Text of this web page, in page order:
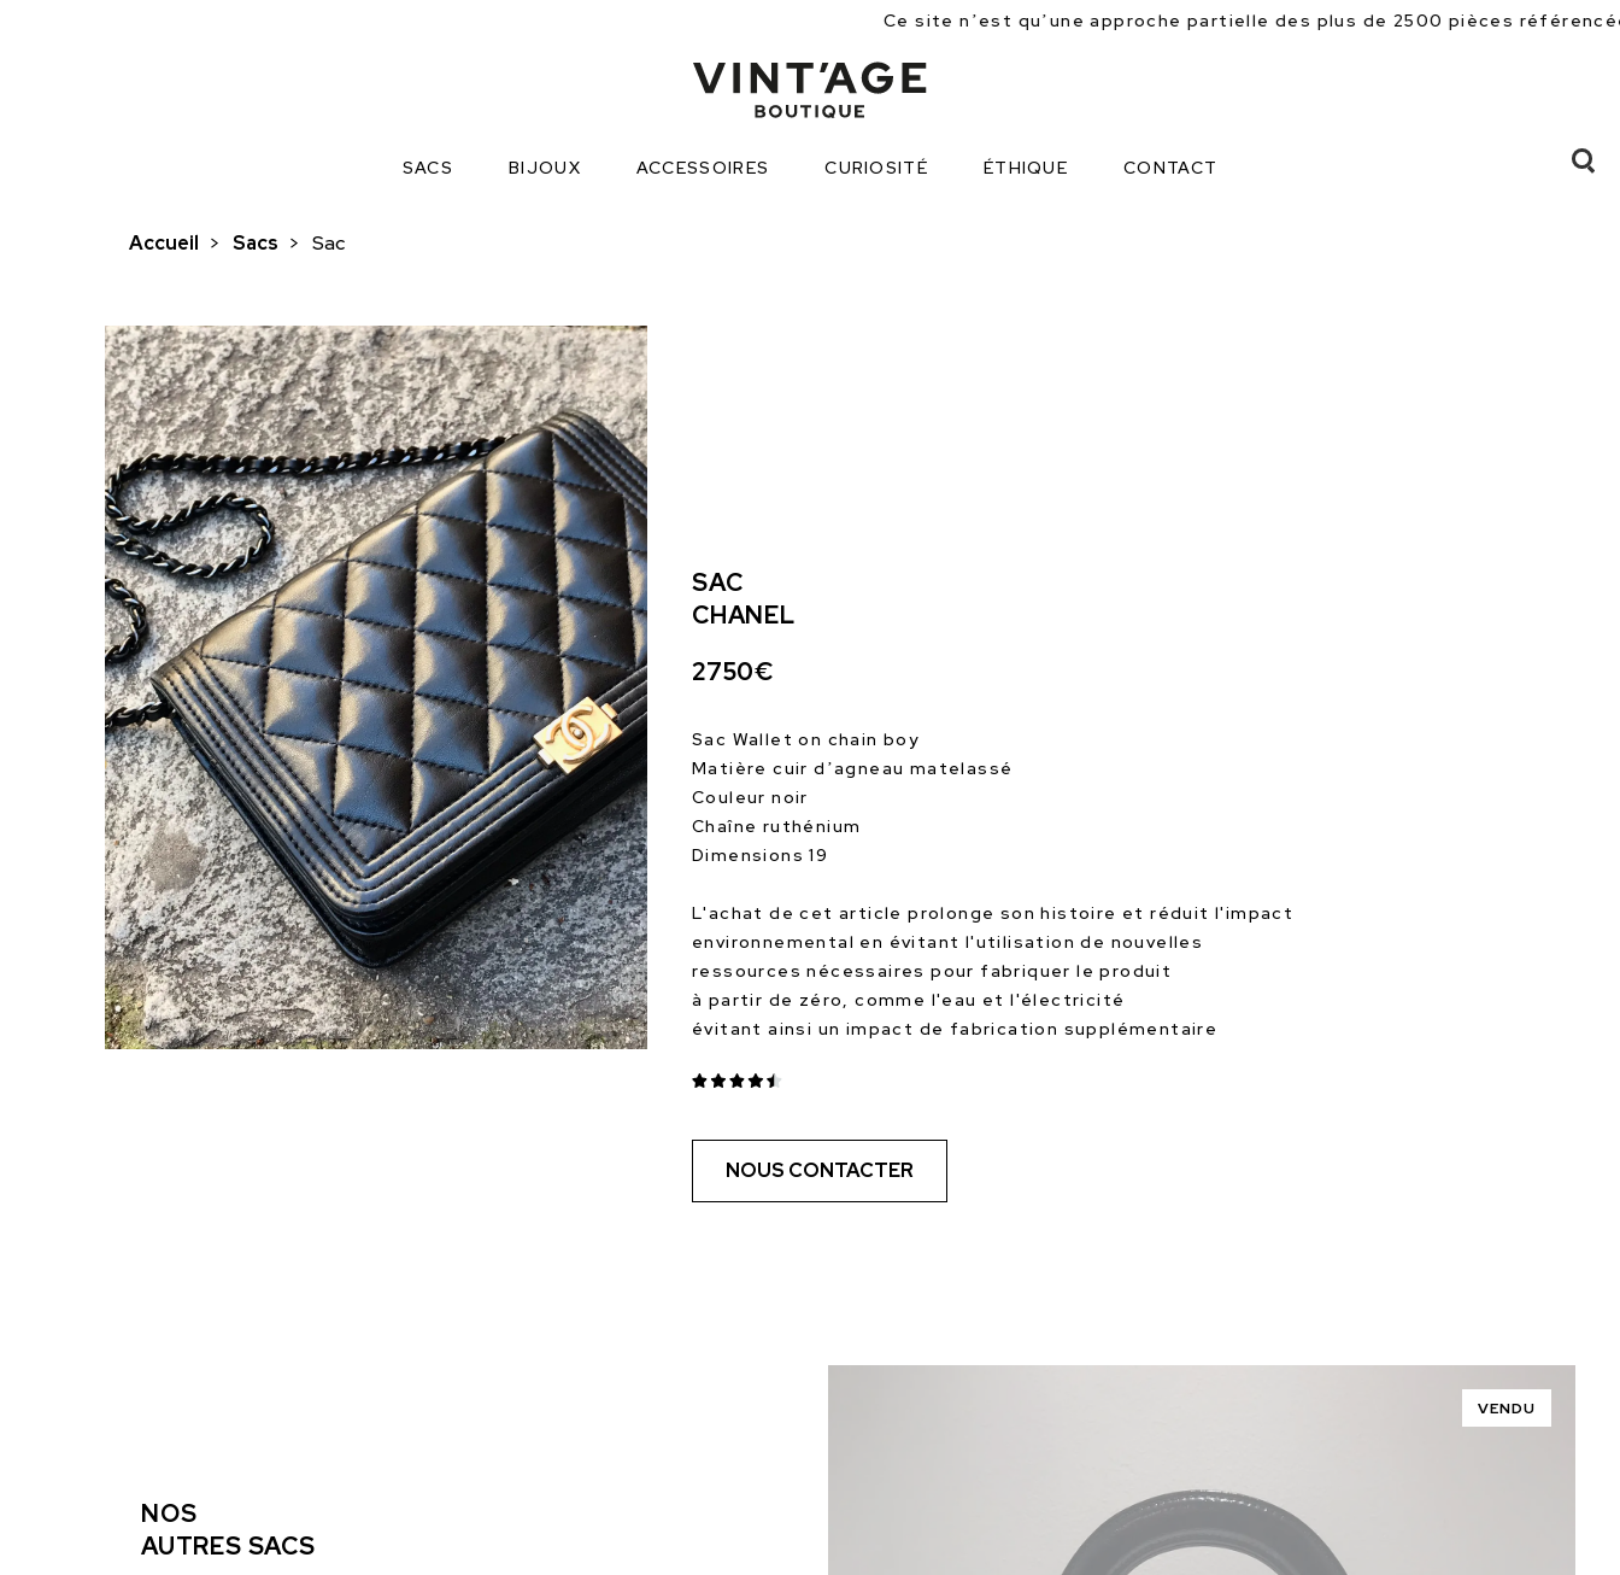
Ce site n’est qu’une approche partielle des plus de 2500 pièces référencées en magasin.
SACS BIJOUX ACCESSOIRES CURIOSITÉ ÉTHIQUE CONTACT
Accueil > Sacs > Sac
SAC
CHANEL
2750€
Sac Wallet on chain boy
Matière cuir d’agneau matelassé
Couleur noir
Chaîne ruthénium
Dimensions 19
L'achat de cet article prolonge son histoire et réduit l'impact
environnemental en évitant l'utilisation de nouvelles
ressources nécessaires pour fabriquer le produit
à partir de zéro, comme l'eau et l'électricité
évitant ainsi un impact de fabrication supplémentaire
NOUS CONTACTER
NOS
AUTRES SACS
VENDU